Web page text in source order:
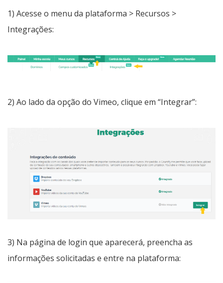
1) Acesse o menu da plataforma > Recursos >
Integrações:
2) Ao lado da opção do Vimeo, clique em “Integrar”:
3) Na página de login que aparecerá, preencha as
informações solicitadas e entre na plataforma: